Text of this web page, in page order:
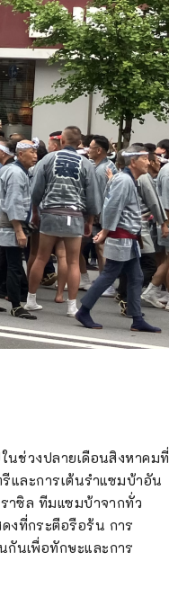
นช่วงปลายเดือนสิงหาคมที่
และการเต้นรำแซมบ้าอัน
ราซิล ทีมแซมบ้าจากทั่ว
งที่กระตือรือร้น การ
กันเพื่อทักษะและการ